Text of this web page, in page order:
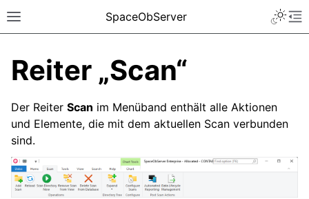
SpaceObServer
Reiter „Scan“
Der Reiter Scan im Menüband enthält alle Aktionen
und Elemente, die mit dem aktuellen Scan verbunden
sind.